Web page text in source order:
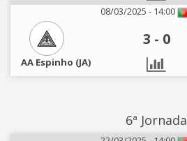
08/03/2025 - 14:00
3 - 0
AA Espinho (JA)
6ª Jornada